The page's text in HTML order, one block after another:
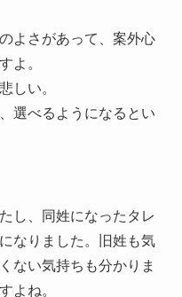
よさがあって、案外心
よ。
しい。
選べるようになるとい
し、同姓になったタレ
なりました。旧姓も気
ない気持ちも分かりま
よね。